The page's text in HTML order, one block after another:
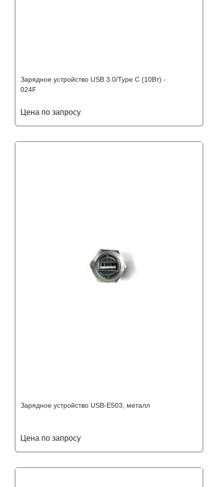
Зарядное устройство USB 3.0/Type C (10Вт) -
024F
Цена по запросу
Зарядное устройство USB-Е503, металл
Цена по запросу